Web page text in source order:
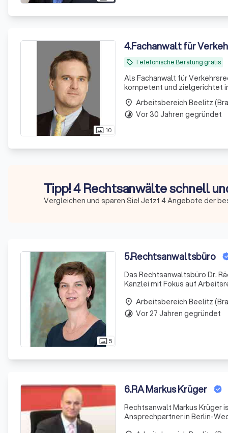
photo_size_select_actual 10
4.Fachanwalt für
local_offer Telefonische Beratung gratis
Als Fachanwalt für
kompetent und zielgerichtet
place Arbeitsbereich Beelitz
timelapse Vor 30 Jahren gegründet
Tipp! 4 Rechtsanwälte schnell
Vergleichen und sparen Sie! Jetzt 4 Angebote der
photo_size_select_actual5
5.Rechtsanwaltsbüro
Das Rechtsanwaltsbüro Dr.
Kanzlei mit Fokus auf
place Arbeitsbereich Beelitz
timelapse Vor 27 Jahren gegründet
6.RA Markus Krüger
Rechtsanwalt Markus Krüger
Ansprechpartner in Berlin-